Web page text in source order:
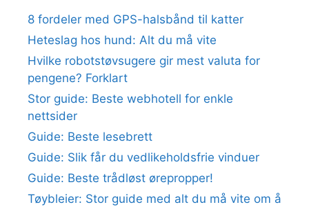
8 fordeler med GPS-halsbånd til katter
Heteslag hos hund: Alt du må vite
Hvilke robotstøvsugere gir mest valuta for
pengene? Forklart
Stor guide: Beste webhotell for enkle
nettsider
Guide: Beste lesebrett
Guide: Slik får du vedlikeholdsfrie vinduer
Guide: Beste trådløst ørepropper!
Tøybleier: Stor guide med alt du må vite om å